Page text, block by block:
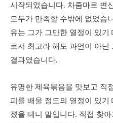
시작되었습니다. 차줌마로 변
모두가 만족할 수밖에 없었습
유는 그가 그만한 열정이 있
로서 최고라 해도 과언이 아
결과였습니다.
유명한 제육볶음을 맛보고 직
피를 배울 정도의 열정이 있기
졌을 테니 말입니다. 직접 찾